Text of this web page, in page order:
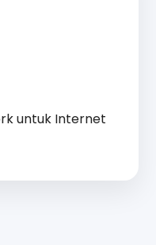
untuk Internet